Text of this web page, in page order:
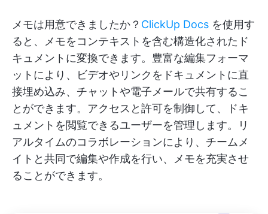
メモは用意できましたか？ ClickUp Docs を使用す
ると、メモをコンテキストを含む構造化されたド
キュメントに変換できます。豊富な編集フォーマ
ットにより、ビデオやリンクをドキュメントに直
接埋め込み、チャットや電子メールで共有するこ
とができます。アクセスと許可を制御して、ドキ
ュメントを閲覧できるユーザーを管理します。リ
アルタイムのコラボレーションにより、チームメ
イトと共同で編集や作成を行い、メモを充実させ
ることができます。